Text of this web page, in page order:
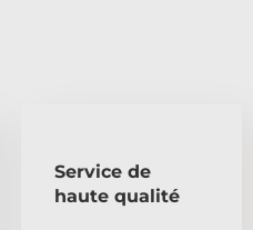
Service de
haute qualité